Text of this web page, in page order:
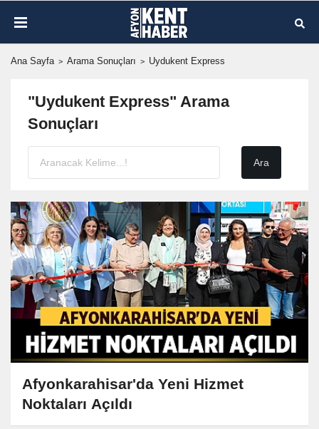
Ana Sayfa Arama Sonuçları Uydukent Express
"Uydukent Express" Arama
Sonuçları
Afyonkarahisar'da Yeni Hizmet
Noktaları Açıldı